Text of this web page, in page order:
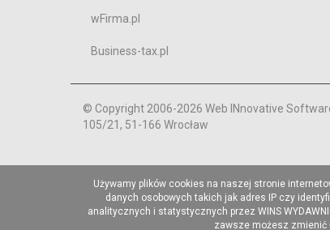
wFirma.pl
Business-tax.pl
© Copyright 2006-2026 Web INnovative
105/21, 51-166 Wrocław
Używamy plików cookies na naszej stronie
danych osobowych takich jak adres IP czy
analitycznych i statystycznych przez WINS
zawsze możesz zmienić